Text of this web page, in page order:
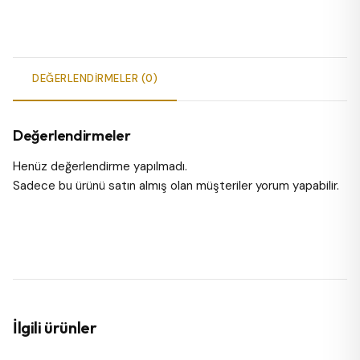
DEĞERLENDIRMELER (0)
Değerlendirmeler
Henüz değerlendirme yapılmadı.
Sadece bu ürünü satın almış olan müşteriler yorum yapabilir.
İlgili ürünler